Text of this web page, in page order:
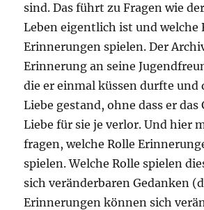
sind. Das führt zu Fragen wie
Leben eigentlich ist und welche
Erinnerungen spielen. Der
Erinnerung an seine
die er einmal küssen durfte und
Liebe gestand, ohne dass er das
Liebe für sie je verlor. Und hier
fragen, welche Rolle
spielen. Welche Rolle spielen
sich veränderbaren Gedanken
Erinnerungen können sich